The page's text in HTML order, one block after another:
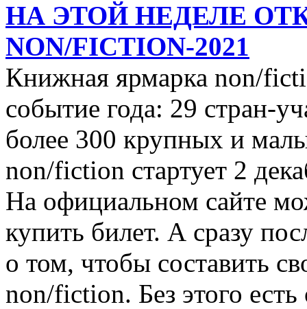
НА ЭТОЙ НЕДЕЛЕ
NON/FICTION-2021
Книжная ярмарка non/
событие года: 29 стран-
более 300 крупных и
non/fiction стартует 2
На официальном сайте
купить билет. А сразу
о том, чтобы составить
non/fiction. Без этого есть